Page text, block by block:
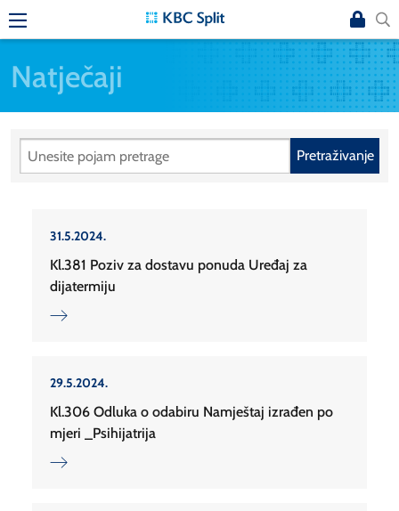
Natječaji
Pretraživanje
31.5.2024.
Kl.381 Poziv za dostavu ponuda Uređaj za
dijatermiju
29.5.2024.
Kl.306 Odluka o odabiru Namještaj izrađen po
mjeri _Psihijatrija